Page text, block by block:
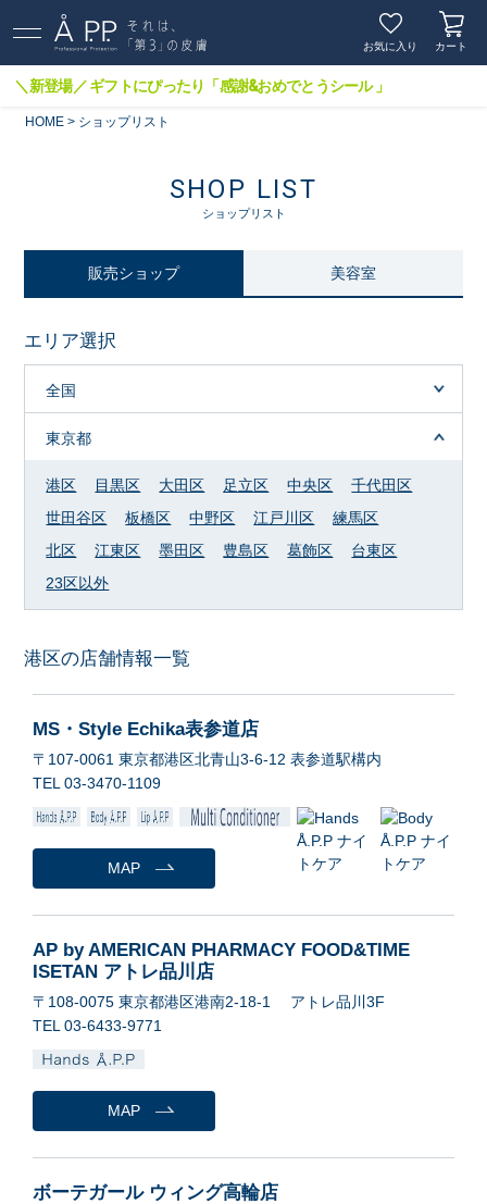
お気に入り カート
＼新登場／ ギフトにぴったり「感謝&おめでとうシール 」
HOME ショップリスト
SHOP LIST
ショップリスト
販売ショップ 美容室
エリア選択
全国
東京都
港区 目黒区 大田区 足立区 中央区
千代田区
世田谷区
板橋区 中野区 江戸川区
練馬区
北区
江東区 墨田区 豊島区 葛飾区
台東区
23区以外
港区の店舗情報一覧
MS・Style Echika表参道店
〒107-0061 東京都港区北青山3-6-12 表参道駅構内
TEL 03-3470-1109
MAP
AP by AMERICAN PHARMACY FOOD&TIME
ISETAN アトレ品川店
〒108-0075 東京都港区港南2-18-1 アトレ品川3F
TEL 03-6433-9771
MAP
ボーテガール ウィング高輪店